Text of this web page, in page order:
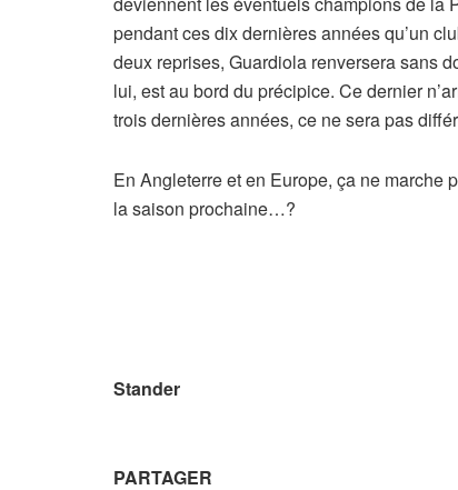
pendant ces dix dernières années qu’un
deux reprises, Guardiola renversera sans
lui, est au bord du précipice. Ce dernier
trois dernières années, ce ne sera pas
En Angleterre et en Europe, ça ne marche
la saison prochaine…?
Stander
PARTAGER